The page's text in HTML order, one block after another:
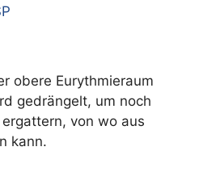
obere Eurythmieraum
gedrängelt, um noch
von wo aus
kann.